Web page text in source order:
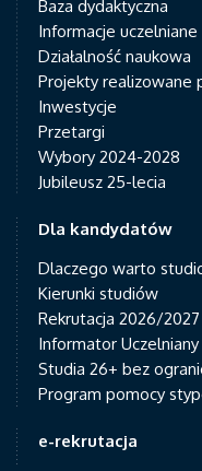
Baza dydaktyczna
Informacje uczelniane
Działalność naukowa
Projekty realizowane
Inwestycje
Przetargi
Wybory 2024-2028
Jubileusz 25-lecia
Dla kandydatów
Dlaczego warto
Kierunki studiów
Rekrutacja 2026/2027
Informator
Studia 26+ bez
Program pomocy
e-rekrutacja